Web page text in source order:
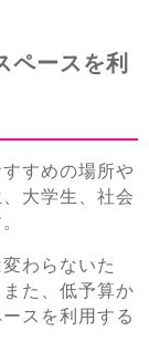
ペースを利
すめの場所や
大学生、社会
わらないた
た、低予算か
スを利用する